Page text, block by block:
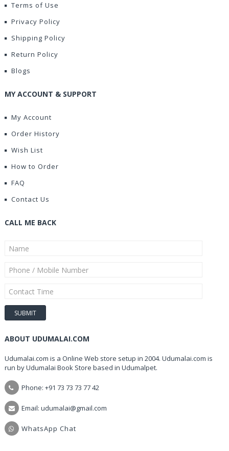
Terms of Use
Privacy Policy
Shipping Policy
Return Policy
Blogs
MY ACCOUNT & SUPPORT
My Account
Order History
Wish List
How to Order
FAQ
Contact Us
CALL ME BACK
ABOUT UDUMALAI.COM
Udumalai.com is a Online Web store setup in 2004. Udumalai.com is
run by Udumalai Book Store based in Udumalpet.
Phone: +91 73 73 73 77 42
Email: udumalai@gmail.com
WhatsApp Chat